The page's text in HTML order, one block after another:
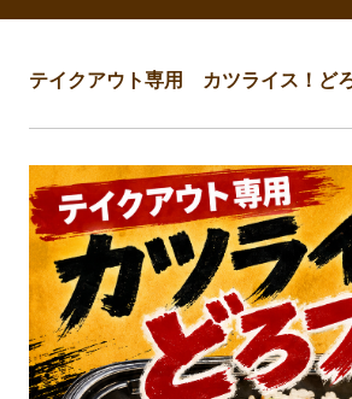
テイクアウト専用 カツライス！ど